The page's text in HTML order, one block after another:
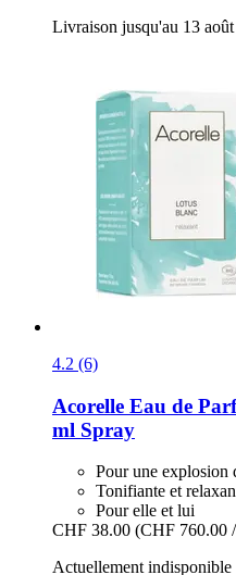
Livraison jusqu'au 13 août
4.2 (6)
Acorelle Eau de
ml Spray
Pour une explosion
Tonifiante et
Pour elle et lui
CHF 38.00 (CHF 760.00
Actuellement indisponible